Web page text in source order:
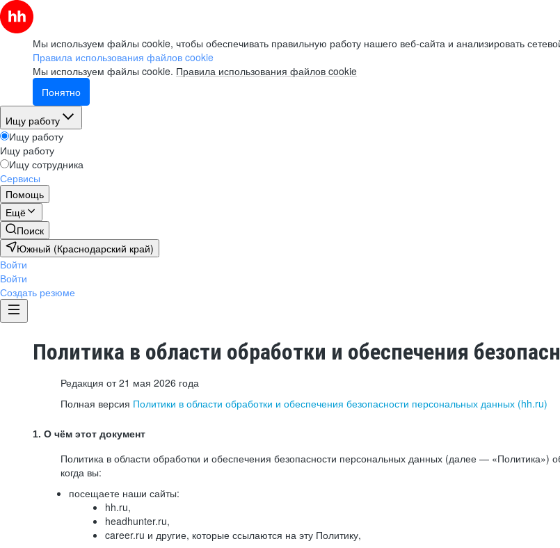
Мы используем файлы cookie, чтобы обеспечивать правильную работу нашего веб-сайта и анализировать
Правила использования файлов cookie
Мы используем файлы cookie. Правила использования файлов cookie
Понятно
Ищу работу
Ищу работу
Ищу работу
Ищу сотрудника
Сервисы
Помощь
Ещё
Поиск
Южный (Краснодарский край)
Войти
Войти
Создать резюме
Политика в области обработки и обеспечения
Редакция от 21 мая 2026 года
Полная версия Политики в области обработки и обеспечения безопасности персональных данных (hh.ru)
1. О чём этот документ
Политика в области обработки и обеспечения безопасности персональных данных (далее — «Политика»)
когда вы:
посещаете наши сайты:
hh.ru,
headhunter.ru,
career.ru и другие, которые ссылаются на эту Политику,